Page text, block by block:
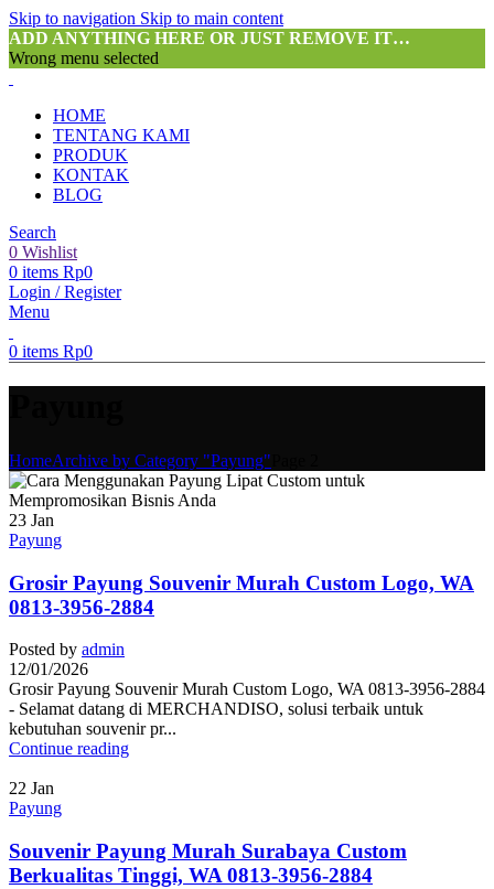
Skip to navigation Skip to main content
ADD ANYTHING HERE OR JUST REMOVE IT…
Wrong menu selected
HOME
TENTANG KAMI
PRODUK
KONTAK
BLOG
Search
0 Wishlist
0 items Rp0
Login / Register
Menu
0 items Rp0
HomeArchive by Category "Payung"
23 Jan
Payung
Grosir Payung Souvenir Murah Custom Logo, WA
0813-3956-2884
Posted by admin
12/01/2026
Grosir Payung Souvenir Murah Custom Logo, WA 0813-3956-2884
- Selamat datang di MERCHANDISO, solusi terbaik untuk
kebutuhan souvenir pr...
Continue reading
22 Jan
Payung
Souvenir Payung Murah Surabaya Custom
Berkualitas Tinggi, WA 0813-3956-2884